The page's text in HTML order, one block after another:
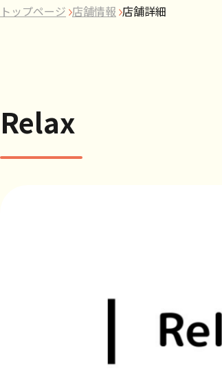
トップページ 店舗情報 店舗詳細
Relax